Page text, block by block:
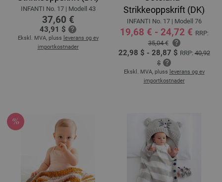
INFANTI No. 17 | Modell 43
37,60 €
43,91 $
Ekskl. MVA, pluss leverans og ev
importkostnader
Strikkeoppskrift (DK)
INFANTI No. 17 | Modell 76
19,68 € - 24,72 € RRP:
35,04 €
22,98 $ - 28,87 $ RRP:40,92
$
Ekskl. MVA, pluss leverans og ev
importkostnader